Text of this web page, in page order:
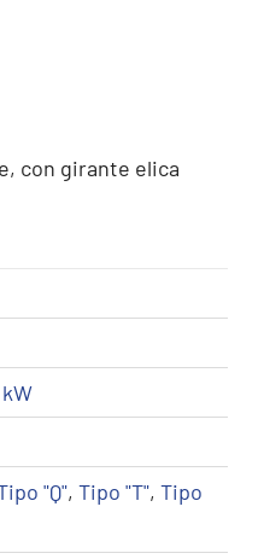
con girante elica
kW
"Q", Tipo "T", Tipo